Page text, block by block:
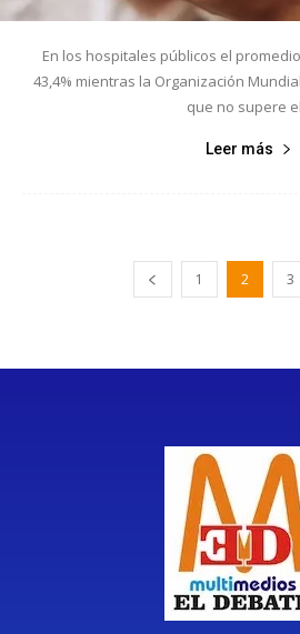
En los hospitales públicos el
43,4% mientras la Organización
que no supere
Leer más
1 2 3